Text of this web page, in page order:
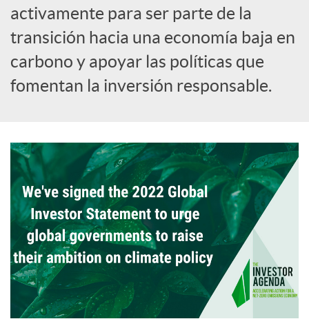
activamente para ser parte de la
transición hacia una economía baja en
carbono y apoyar las políticas que
fomentan la inversión responsable.